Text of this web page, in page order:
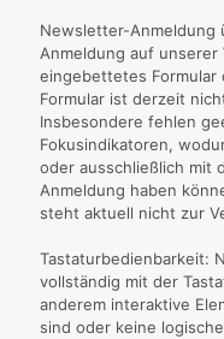
Newsletter-Anmeldung
Anmeldung auf
eingebettetes Formular
Formular ist derzeit
Insbesondere fehlen
Fokusindikatoren,
oder ausschließlich mit
Anmeldung haben
steht aktuell nicht zur
Tastaturbedienbarkeit:
vollständig mit der
anderem interaktive
sind oder keine